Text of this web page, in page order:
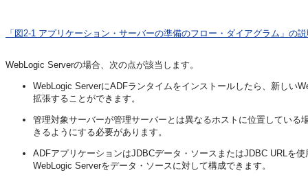
「図2-1 アプリケーション・サーバーの準備のフロー・ダイアグラム」の
WebLogic Serverの場合、次の点が該当します。
WebLogic ServerにADFランタイムをインストールしたら、新しい
拡張することができます。
管理対象サーバーが管理サーバーとは異なるホストに位置してい
きるようにする必要があります。
ADFアプリケーションはJDBCデータ・ソースまたはJDBC URLを
WebLogic Serverをデータ・ソースに対して構成できます。